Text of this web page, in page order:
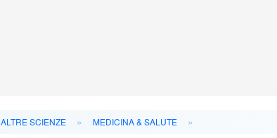
ALTRE SCIENZE » MEDICINA & SALUTE »